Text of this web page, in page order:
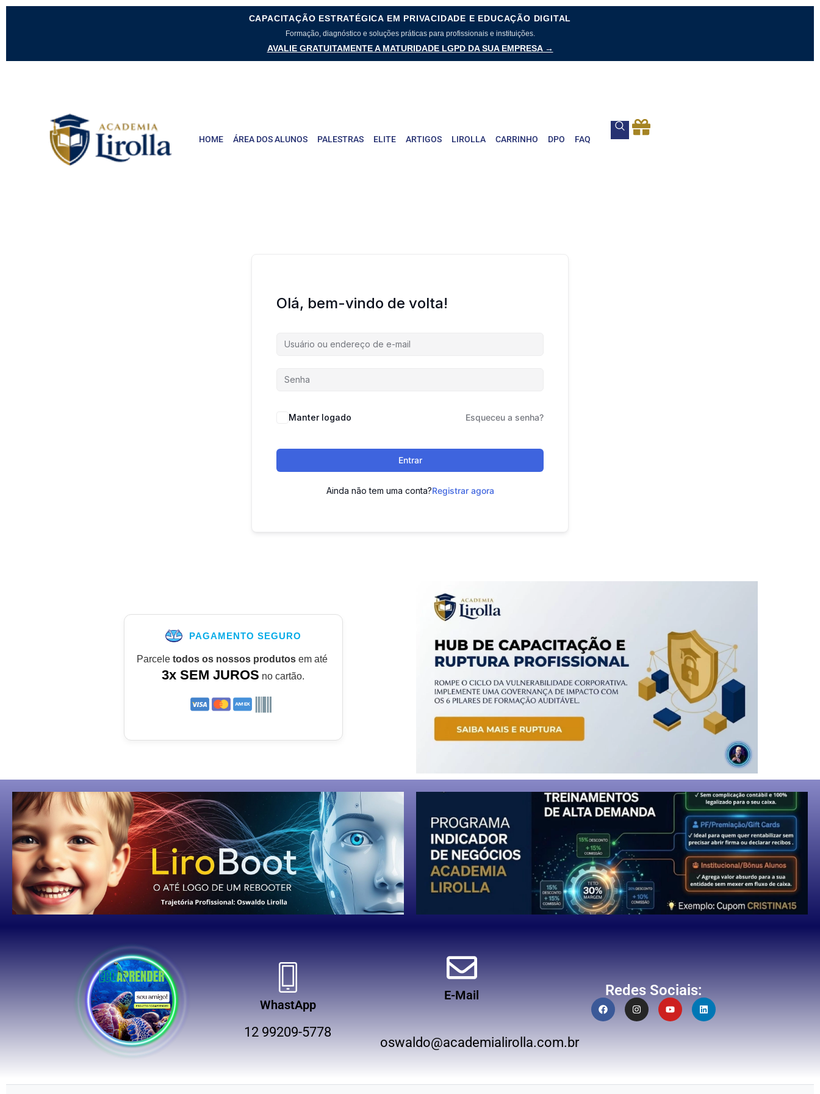
CAPACITAÇÃO ESTRATÉGICA EM PRIVACIDADE E EDUCAÇÃO DIGITAL
Formação, diagnóstico e soluções práticas para profissionais e instituições.
AVALIE GRATUITAMENTE A MATURIDADE LGPD DA SUA EMPRESA →
HOME ÁREA DOS ALUNOS PALESTRAS ELITE ARTIGOS LIROLLA CARRINHO DPO FAQ
Olá, bem-vindo de volta!
Manter logado Esqueceu a senha?
Entrar
Ainda não tem uma conta?Registrar agora
PAGAMENTO SEGURO
Parcele todos os nossos produtosem até
3x SEM JUROS no cartão.
WhastApp
12 99209-5778
E-Mail
oswaldo@academialirolla.com.br
Redes Sociais: